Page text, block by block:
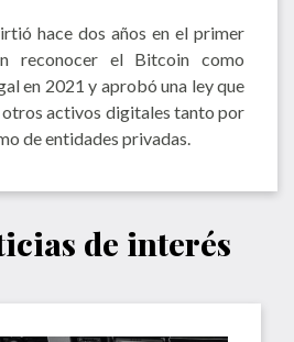
hace dos años en el primer
reconocer el Bitcoin como
en 2021 y aprobó una ley que
otros activos digitales tanto por
de entidades privadas.
de interés